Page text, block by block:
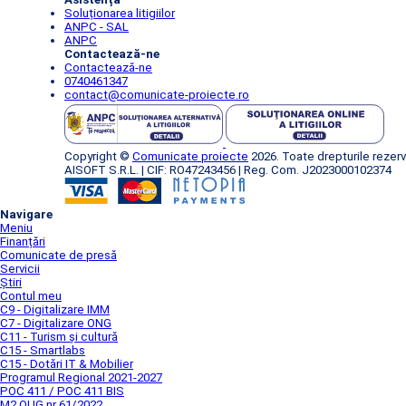
Soluționarea litigiilor
ANPC - SAL
ANPC
Contactează-ne
Contactează-ne
0740461347
contact@comunicate-proiecte.ro
Copyright © Comunicate proiecte 2026. Toate drepturile
AISOFT S.R.L. | CIF: RO47243456 | Reg. Com. J2023000102374
Navigare
Meniu
Finanțări
Comunicate de presă
Servicii
Știri
Contul meu
C9 - Digitalizare IMM
C7 - Digitalizare ONG
C11 - Turism și cultură
C15 - Smartlabs
C15 - Dotări IT & Mobilier
Programul Regional 2021-2027
POC 411 / POC 411 BIS